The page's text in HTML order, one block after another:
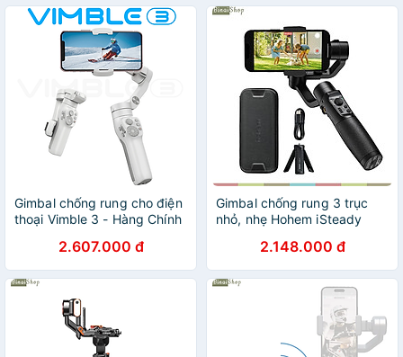
Gimbal chống rung cho điện
thoại Vimble 3 - Hàng Chính
2.607.000 đ
Gimbal chống rung 3 trục
nhỏ, nhẹ Hohem iSteady
2.148.000 đ